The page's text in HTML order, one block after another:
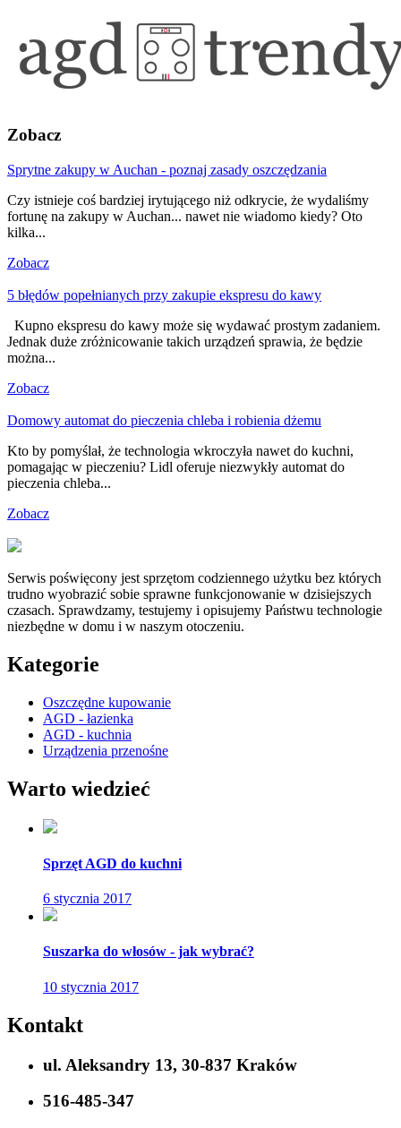
Zobacz
Sprytne zakupy w Auchan - poznaj zasady oszczędzania
Czy istnieje coś bardziej irytującego niż odkrycie, że wydaliśmy
fortunę na zakupy w Auchan... nawet nie wiadomo kiedy? Oto
kilka...
Zobacz
5 błędów popełnianych przy zakupie ekspresu do kawy
Kupno ekspresu do kawy może się wydawać prostym zadaniem.
Jednak duże zróżnicowanie takich urządzeń sprawia, że będzie
można...
Zobacz
Domowy automat do pieczenia chleba i robienia dżemu
Kto by pomyślał, że technologia wkroczyła nawet do kuchni,
pomagając w pieczeniu? Lidl oferuje niezwykły automat do
pieczenia chleba...
Zobacz
Serwis poświęcony jest sprzętom codziennego użytku bez których
trudno wyobrazić sobie sprawne funkcjonowanie w dzisiejszych
czasach. Sprawdzamy, testujemy i opisujemy Państwu technologie
niezbędne w domu i w naszym otoczeniu.
Kategorie
Oszczędne kupowanie
AGD - łazienka
AGD - kuchnia
Urządzenia przenośne
Warto wiedzieć
Sprzęt AGD do kuchni
6 stycznia 2017
Suszarka do włosów - jak wybrać?
10 stycznia 2017
Kontakt
ul. Aleksandry 13, 30-837 Kraków
516-485-347